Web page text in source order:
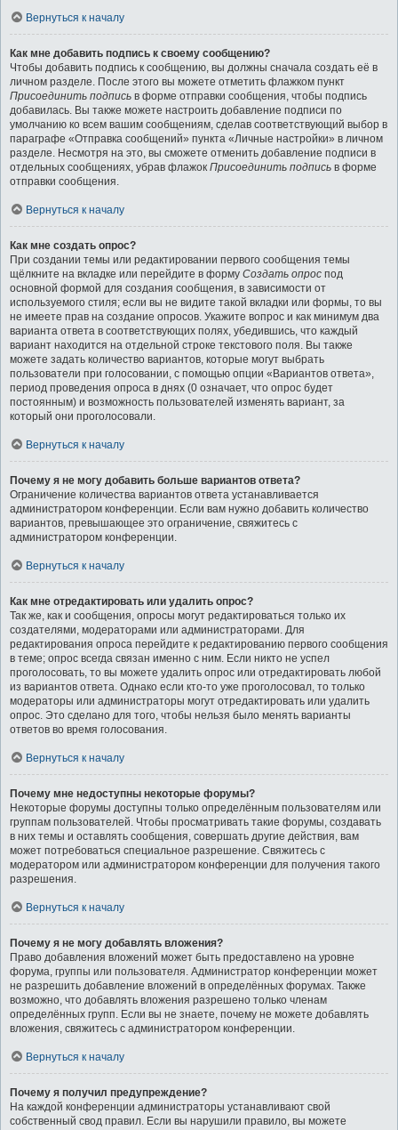
Вернуться к началу
Как мне добавить подпись к своему сообщению?
Чтобы добавить подпись к сообщению, вы должны сначала создать её в
личном разделе. После этого вы можете отметить флажком пункт
Присоединить подпись в форме отправки сообщения, чтобы подпись
добавилась. Вы также можете настроить добавление подписи по
умолчанию ко всем вашим сообщениям, сделав соответствующий выбор в
параграфе «Отправка сообщений» пункта «Личные настройки» в личном
разделе. Несмотря на это, вы сможете отменить добавление подписи в
отдельных сообщениях, убрав флажок Присоединить подпись в форме
отправки сообщения.
Вернуться к началу
Как мне создать опрос?
При создании темы или редактировании первого сообщения темы
щёлкните на вкладке или перейдите в форму Создать опрос под
основной формой для создания сообщения, в зависимости от
используемого стиля; если вы не видите такой вкладки или формы, то вы
не имеете прав на создание опросов. Укажите вопрос и как минимум два
варианта ответа в соответствующих полях, убедившись, что каждый
вариант находится на отдельной строке текстового поля. Вы также
можете задать количество вариантов, которые могут выбрать
пользователи при голосовании, с помощью опции «Вариантов ответа»,
период проведения опроса в днях (0 означает, что опрос будет
постоянным) и возможность пользователей изменять вариант, за
который они проголосовали.
Вернуться к началу
Почему я не могу добавить больше вариантов ответа?
Ограничение количества вариантов ответа устанавливается
администратором конференции. Если вам нужно добавить количество
вариантов, превышающее это ограничение, свяжитесь с
администратором конференции.
Вернуться к началу
Как мне отредактировать или удалить опрос?
Так же, как и сообщения, опросы могут редактироваться только их
создателями, модераторами или администраторами. Для
редактирования опроса перейдите к редактированию первого сообщения
в теме; опрос всегда связан именно с ним. Если никто не успел
проголосовать, то вы можете удалить опрос или отредактировать любой
из вариантов ответа. Однако если кто-то уже проголосовал, то только
модераторы или администраторы могут отредактировать или удалить
опрос. Это сделано для того, чтобы нельзя было менять варианты
ответов во время голосования.
Вернуться к началу
Почему мне недоступны некоторые форумы?
Некоторые форумы доступны только определённым пользователям или
группам пользователей. Чтобы просматривать такие форумы, создавать
в них темы и оставлять сообщения, совершать другие действия, вам
может потребоваться специальное разрешение. Свяжитесь с
модератором или администратором конференции для получения такого
разрешения.
Вернуться к началу
Почему я не могу добавлять вложения?
Право добавления вложений может быть предоставлено на уровне
форума, группы или пользователя. Администратор конференции может
не разрешить добавление вложений в определённых форумах. Также
возможно, что добавлять вложения разрешено только членам
определённых групп. Если вы не знаете, почему не можете добавлять
вложения, свяжитесь с администратором конференции.
Вернуться к началу
Почему я получил предупреждение?
На каждой конференции администраторы устанавливают свой
собственный свод правил. Если вы нарушили правило, вы можете